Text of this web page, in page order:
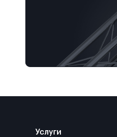
Услуги